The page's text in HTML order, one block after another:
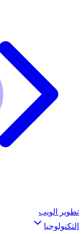
تطوير الويب
التكنولوجيا